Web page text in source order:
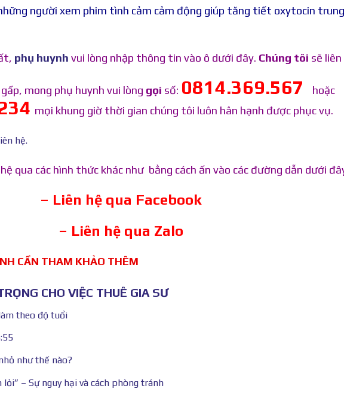
người xem phim tình cảm cảm động giúp tăng tiết oxytocin
phụ huynh vui lòng nhập thông tin vào ô dưới đây. Chúng tôi sẽ liên
mong phụ huynh vui lòng gọi số: 0814.369.567 hoặc
mọi khung giờ thời gian chúng tôi luôn hân hạnh được phục vụ.
hệ.
qua các hình thức khác như bằng cách ấn vào các đường dẫn dưới
– Liên hệ qua Facebook
– Liên hệ qua Zalo
CẦN THAM KHẢO THÊM
CHO VIỆC THUÊ GIA SƯ
theo độ tuổi
như thế nào?
– Sự nguy hại và cách phòng tránh